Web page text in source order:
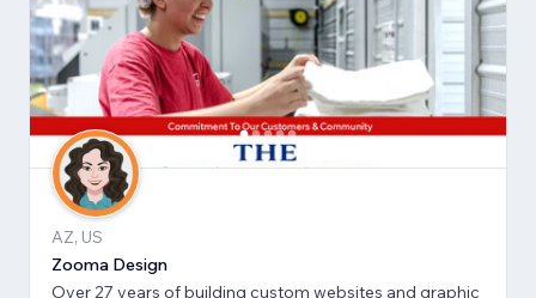
AZ, US
Zooma Design
Over 27 years of building custom websites and graphic